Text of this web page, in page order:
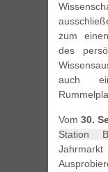
zum
des
auch
Vom30.
Station